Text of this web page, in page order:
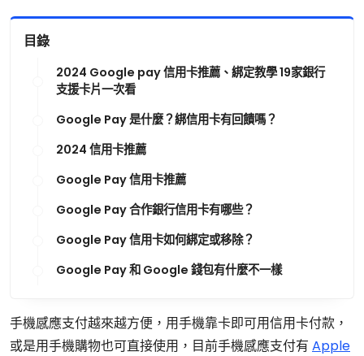
目錄
2024 Google pay 信用卡推薦、綁定教學 19家銀行
支援卡片一次看
Google Pay 是什麼？綁信用卡有回饋嗎？
2024 信用卡推薦
Google Pay 信用卡推薦
Google Pay 合作銀行信用卡有哪些？
Google Pay 信用卡如何綁定或移除？
Google Pay 和 Google 錢包有什麼不一樣
手機感應支付越來越方便，用手機靠卡即可用信用卡付款，
或是用手機購物也可直接使用，目前手機感應支付有 Apple